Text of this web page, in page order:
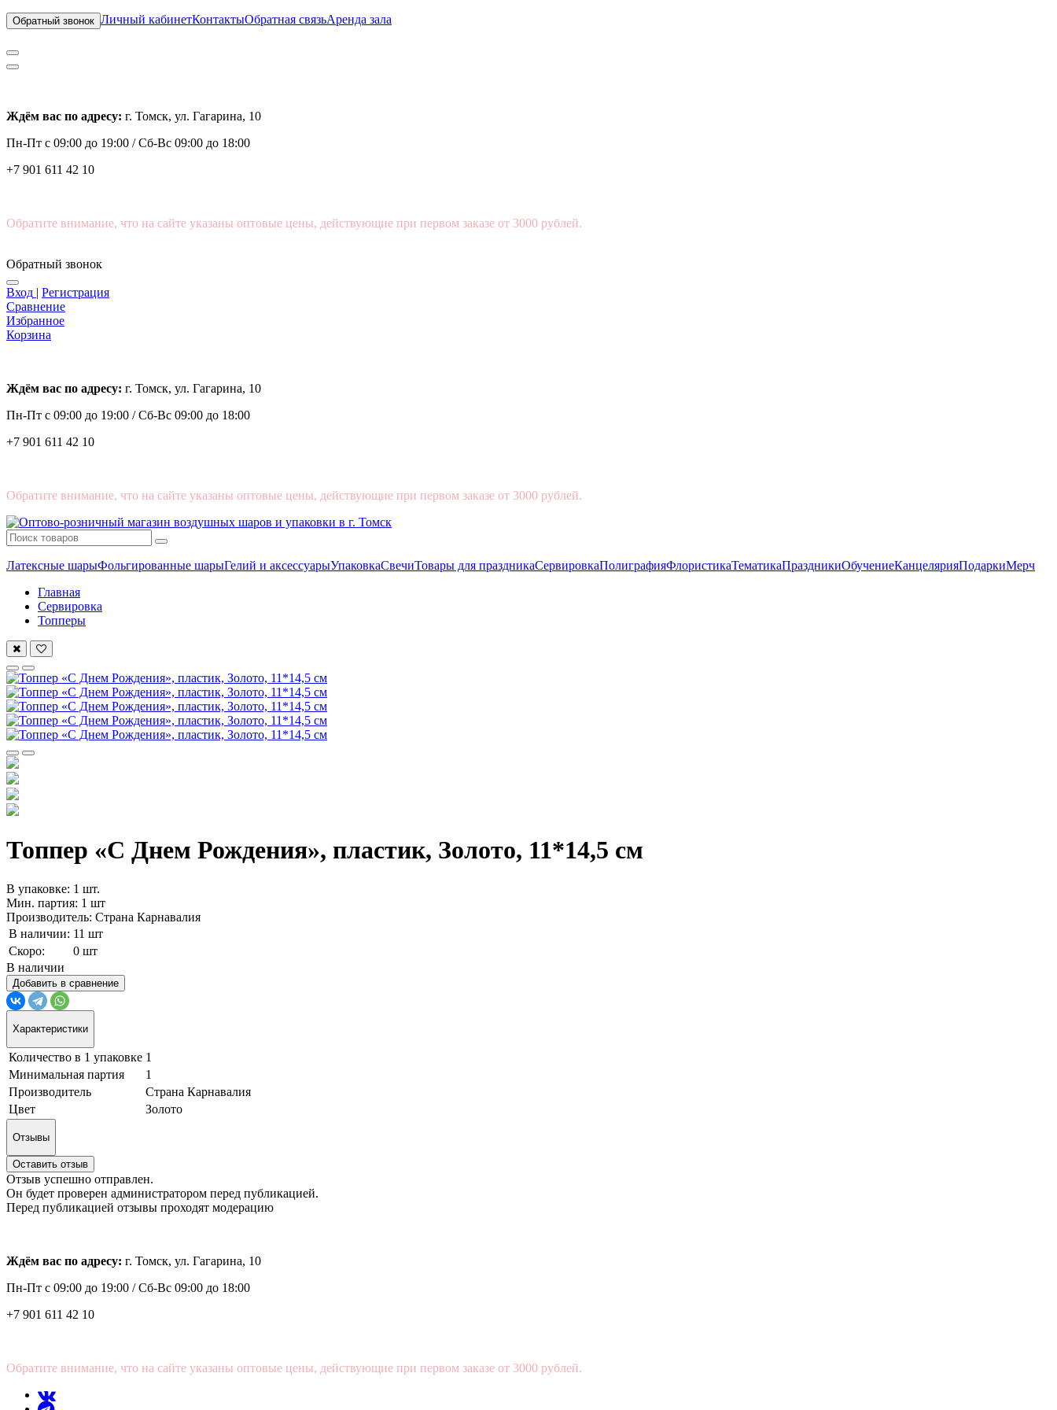
Обратный звонок Личный кабинетКонтактыОбратная связьАренда зала
Ждём вас по адресу: г. Томск, ул. Гагарина, 10
Пн-Пт с 09:00 до 19:00 /Сб-Вс 09:00 до 18:00
+7 901 611 42 10
Обратите внимание, что на сайте указаны оптовые цены, действующие при первом заказе от 3000 рублей.
Обратный звонок
Вход | Регистрация
Сравнение
Избранное
Корзина
Ждём вас по адресу: г. Томск, ул. Гагарина, 10
Пн-Пт с 09:00 до 19:00 /Сб-Вс 09:00 до 18:00
+7 901 611 42 10
Обратите внимание, что на сайте указаны оптовые цены, действующие при первом заказе от 3000 рублей.
Латексные шарыФольгированные шарыГелий и аксессуарыУпаковкаСвечиТовары для праздникаСервировкаПолиграфияФлористикаТематикаПраздникиОбучениеКанцелярияПодаркиМерч
Главная
Сервировка
Топперы
Топпер «С Днем Рождения», пластик, Золото, 11*14,5 см
В упаковке: 1 шт.
Мин. партия: 1 шт
Производитель: Страна Карнавалия
В наличии: 11 шт
Скоро:
0 шт
В наличии
Добавить в сравнение
Характеристики
Количество в 1 упаковке 1
Минимальная партия
1
Производитель
Страна Карнавалия
Цвет
Золото
Отзывы
Оставить отзыв
Отзыв успешно отправлен.
Он будет проверен администратором перед публикацией.
Перед публикацией отзывы проходят модерацию
Ждём вас по адресу: г. Томск, ул. Гагарина, 10
Пн-Пт с 09:00 до 19:00 /Сб-Вс 09:00 до 18:00
+7 901 611 42 10
Обратите внимание, что на сайте указаны оптовые цены, действующие при первом заказе от 3000 рублей.